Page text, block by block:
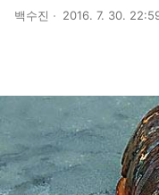
백수진 2016. 7. 30.